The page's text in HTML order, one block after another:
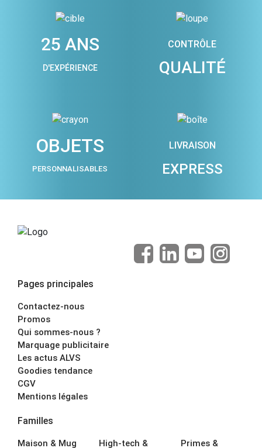
25 ANS
D'EXPÉRIENCE
CONTRÔLE
QUALITÉ
OBJETS
PERSONNALISABLES
LIVRAISON
EXPRESS
Pages principales
Contactez-nous
Promos
Qui sommes-nous ?
Marquage publicitaire
Les actus ALVS
Goodies tendance
CGV
Mentions légales
Familles
Maison & Mug High-tech & Primes &